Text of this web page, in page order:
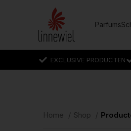
Parfums
EXCLUSIVE PRODUCTEN
Home Shop